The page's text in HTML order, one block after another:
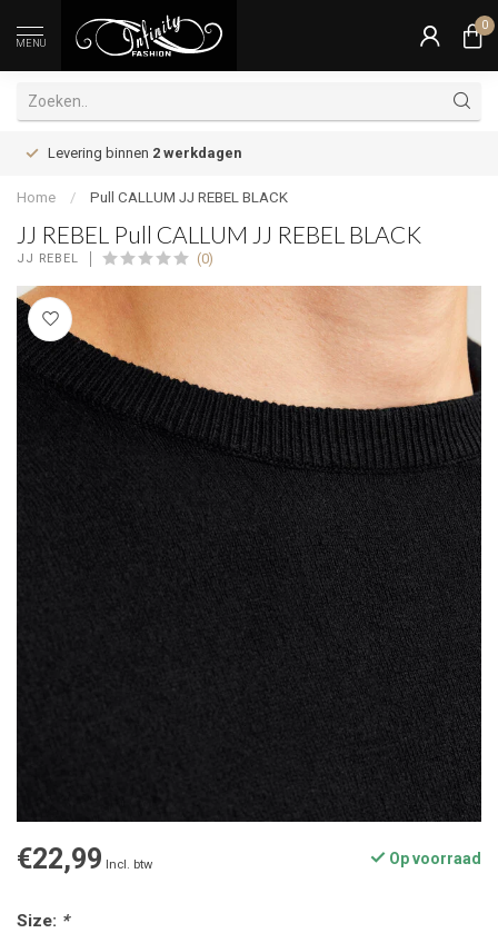
MENU
0
Levering binnen 2 werkdagen
Home / Pull CALLUM JJ REBEL BLACK
JJ REBEL Pull CALLUM JJ REBEL BLACK
JJ REBEL (0)
€22,99 Incl. btw Op voorraad
Size: *